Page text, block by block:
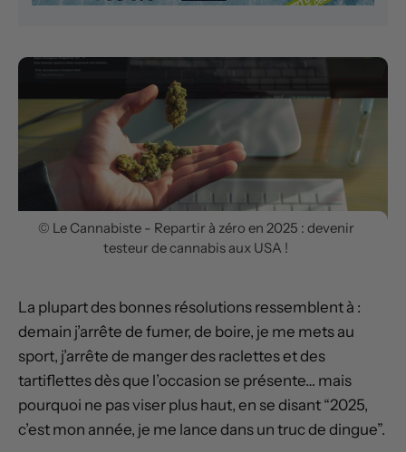
© Le Cannabiste - Repartir à zéro en 2025 : devenir
testeur de cannabis aux USA !
La plupart des bonnes résolutions ressemblent à :
demain j’arrête de fumer, de boire, je me mets au
sport, j’arrête de manger des raclettes et des
tartiflettes dès que l’occasion se présente… mais
pourquoi ne pas viser plus haut, en se disant “2025,
c’est mon année, je me lance dans un truc de dingue”.